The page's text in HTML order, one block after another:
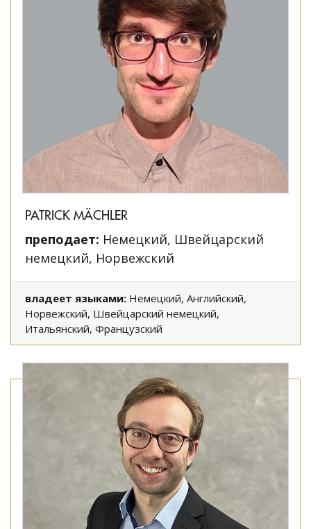
PATRICK MÄCHLER
преподает: Немецкий, Швейцарский
немецкий, Норвежский
владеет языками: Немецкий, Английский,
Норвежский, Швейцарский немецкий,
Итальянский, Французский